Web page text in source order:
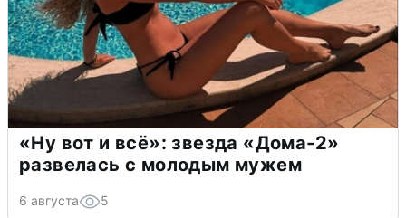
«Ну вот и всё»: звезда «Дома-2»
развелась с молодым мужем
6 августа 5